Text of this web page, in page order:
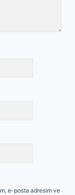
e-posta adresim ve